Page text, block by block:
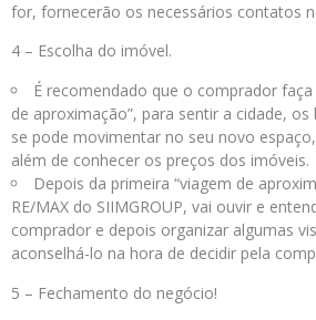
for, fornecerão os necessários contatos
4 – Escolha do imóvel.
É recomendado que o comprador
de aproximação”, para sentir a cidade,
se pode movimentar no seu novo
além de conhecer os preços dos imóveis.
Depois da primeira “viagem de
RE/MAX do SIIMGROUP, vai ouvir e
comprador e depois organizar algumas
aconselhá-lo na hora de decidir pela
5 – Fechamento do negócio!